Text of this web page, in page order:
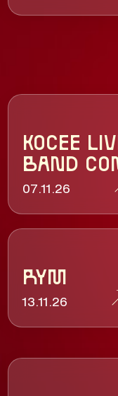
KOCEE
BAND
07.11.26
RYM
13.11.26